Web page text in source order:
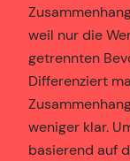
weil nur die
getrennten
Differenziert
weniger klar.
basierend auf